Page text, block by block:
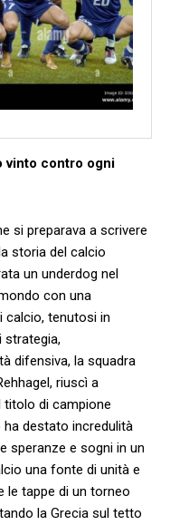
vinto contro ogni
si preparava a scrivere
storia del calcio⁣
un underdog nel
con una
calcio,⁢ tenutosi in
strategia,
difensiva, la squadra
riuscì a
titolo di campione
ha destato incredulità
speranze e sogni in un
una⁤ fonte di unità e⁢
le tappe di un torneo
la Grecia sul tetto